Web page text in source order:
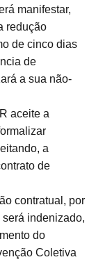
manifestar,
redução
de cinco dias
de
a sua não-
aceite a
a
de
contratual, por
indenizado,
do
Coletiva